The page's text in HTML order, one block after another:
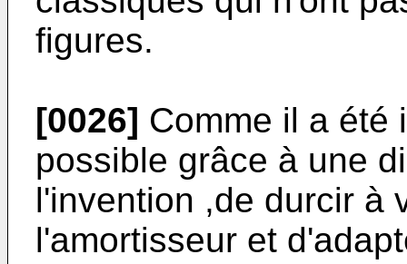
figures.
[0026] Comme il a été
possible grâce à une
l'invention ,de durcir à
l'amortisseur et